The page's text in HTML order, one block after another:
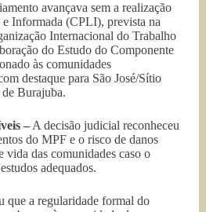
avançava sem a realização
Informada (CPLI), prevista na
Internacional do Trabalho
do Estudo do Componente
às comunidades
destaque para São José/Sítio
de Burajuba.
– A decisão judicial reconheceu
do MPF e o risco de danos
vida das comunidades caso o
adequados.
que a regularidade formal do